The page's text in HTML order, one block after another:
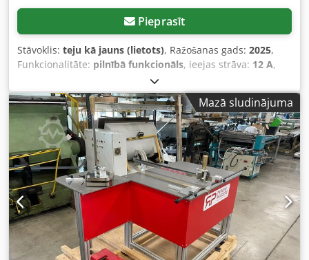
Pieprasīt
Stāvoklis: teju kā jauns (lietots), Ražošanas gads: 2025,
Funkcionalitāte: pilnībā funkcionāls, ieejas strāva: 12 A,
, Mēs piedāvājam jaunu Epson SC-
S9100 digitālās drukas iekārtu par ļoti pievilcīgu cenu, tās
ražošanas gads ir 2025. Komplektācijā ir iekļauta papildu
programma – Onyx. Ražotājs: Epson Modelis: SC-S9100
Iekšējais modeļa numurs: K471A Sērijas numurs:
XD3S000131 Pievades spriegums #1: 100-120/200-240 V
Pievades frekvence #1: 50/60 Hz Pievades strāva #1: 12/10
A Pievades spriegums #2: 100-120/200-240 V Pievades
frekvence #2: 50/60 Hz Pievades strāva #2: 12/10 A
Ražošanas datums: 2025-03-05 Ražošanas valsts: Ķīna
Crsdozqc Sujpfx Ah Hjf Ja jums ir kādi jautājumi vai
nepieciešama papildu informācija, lūdzu, sazinieties ar
mums, nosūtot ziņu vai zvanot.
Mazā sludinājuma